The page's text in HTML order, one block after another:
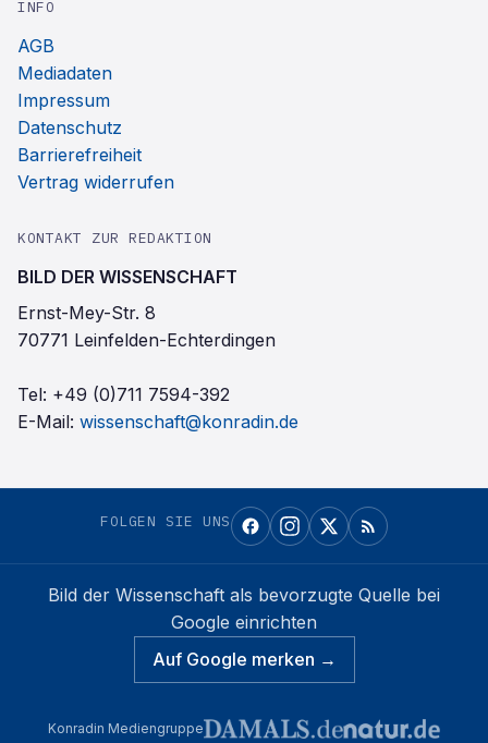
INFO
AGB
Mediadaten
Impressum
Datenschutz
Barrierefreiheit
Vertrag widerrufen
KONTAKT ZUR REDAKTION
BILD DER WISSENSCHAFT
Ernst-Mey-Str. 8
70771 Leinfelden-Echterdingen
Tel: +49 (0)711 7594-392
E-Mail: wissenschaft@konradin.de
FOLGEN SIE UNS
Bild der Wissenschaft als bevorzugte Quelle bei
Google einrichten
Auf Google merken →
Konradin Mediengruppe